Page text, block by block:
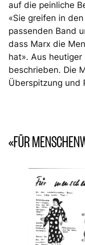
auf die peinliche
«Sie greifen in
passenden Band
dass Marx die
hat». Aus
beschrieben. Die
Überspitzung und
«FÜR